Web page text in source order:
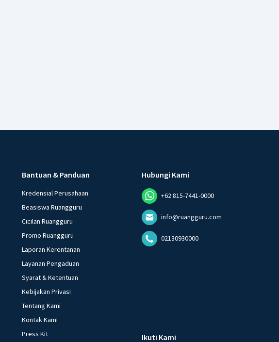
Bantuan & Panduan
Kredensial Perusahaan
Beasiswa Ruangguru
Cicilan Ruangguru
Promo Ruangguru
Laporan Kerentanan
Layanan Pengaduan
Syarat & Ketentuan
Kebijakan Privasi
Tentang Kami
Kontak Kami
Press Kit
Hubungi Kami
+62 815-7441-0000
info@ruangguru.com
02130930000
Ikuti Kami